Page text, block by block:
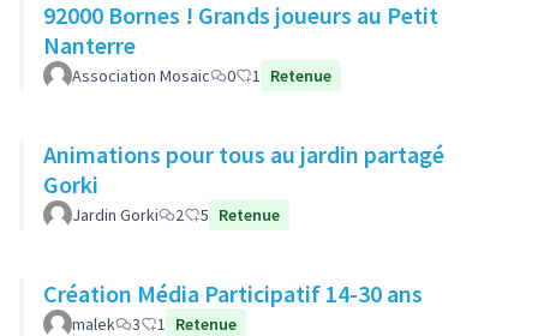
92000 Bornes ! Grands joueurs au Petit
Nanterre
Association Mosaic 0 1 Retenue
Animations pour tous au jardin partagé
Gorki
Jardin Gorki 2 5 Retenue
Création Média Participatif 14-30 ans
malek 3 1 Retenue